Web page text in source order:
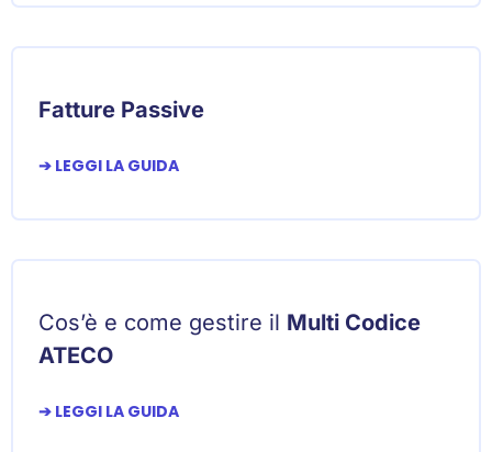
Fatture Passive
➔ LEGGI LA GUIDA
Cos’è e come gestire il Multi Codice
ATECO
➔ LEGGI LA GUIDA